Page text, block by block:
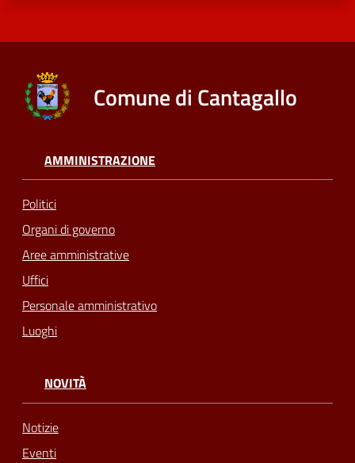
Comune di Cantagallo
AMMINISTRAZIONE
Politici
Organi di governo
Aree amministrative
Uffici
Personale amministrativo
Luoghi
NOVITÀ
Notizie
Eventi